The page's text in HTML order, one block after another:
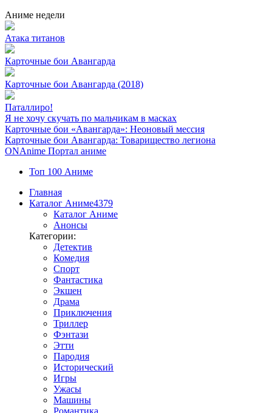
Аниме недели
Атака титанов
Карточные бои Авангарда
Карточные бои Авангарда (2018)
Паталлиро!
Я не хочу скучать по мальчикам в масках
Карточные бои «Авангарда»: Неоновый мессия
Карточные бои Авангарда: Товарищество легиона
ONAnime Портал аниме
Топ 100 Аниме
Главная
Каталог Аниме4379
Каталог Аниме
Анонсы
Категории:
Детектив
Комедия
Спорт
Фантастика
Экшен
Драма
Приключения
Триллер
Фэнтази
Этти
Пародия
Исторический
Игры
Ужасы
Машины
Романтика